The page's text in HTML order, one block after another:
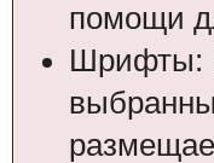
помощи
Шрифты: